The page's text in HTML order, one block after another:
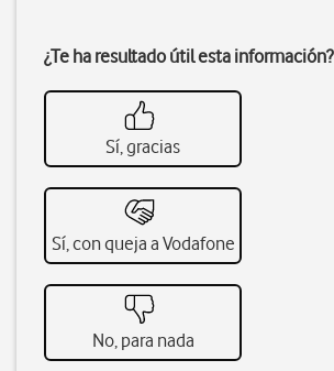
¿Te ha resultado útil esta información?
Sí, gracias
Sí, con queja a Vodafone
No, para nada